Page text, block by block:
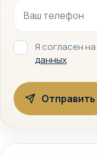
Я согласен на
данных